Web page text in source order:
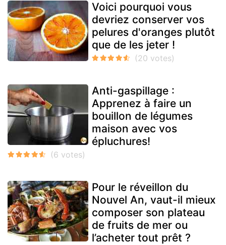
Voici pourquoi vous
devriez conserver vos
pelures d'oranges plutôt
que de les jeter !
Anti-gaspillage :
Apprenez à faire un
bouillon de légumes
maison avec vos
épluchures!
Pour le réveillon du
Nouvel An, vaut-il mieux
composer son plateau
de fruits de mer ou
l’acheter tout prêt ?